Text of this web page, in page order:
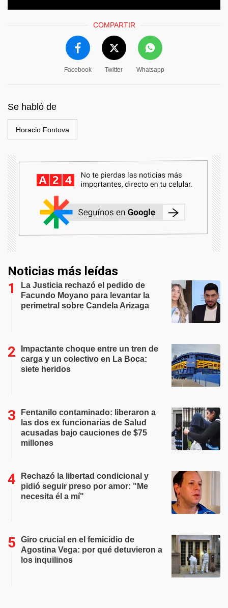
COMPARTIR
Facebook Twitter Whatsapp
Se habló de
Horacio Fontova
Noticias más leídas
La Justicia rechazó el pedido de
Facundo Moyano para levantar la
perimetral sobre Candela Arizaga
Impactante choque entre un tren de
carga y un colectivo en La Boca:
siete heridos
Fentanilo contaminado: liberaron a
las dos ex funcionarias de Salud
acusadas bajo cauciones de $75
millones
Rechazó la libertad condicional y
pidió seguir preso por amor: "Me
necesita él a mí"
Giro crucial en el femicidio de
Agostina Vega: por qué detuvieron a
los inquilinos